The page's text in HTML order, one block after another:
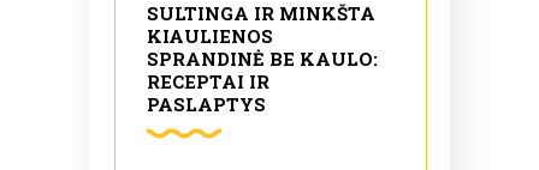
SULTINGA IR MINKŠTA
KIAULIENOS
SPRANDINĖ BE KAULO:
RECEPTAI IR
PASLAPTYS